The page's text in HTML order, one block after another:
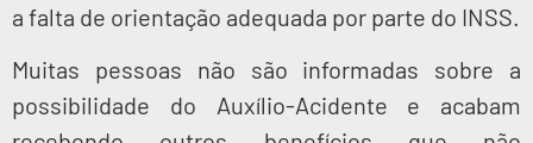
a falta de orientação adequada por parte do INSS.
Muitas pessoas não são informadas sobre a
possibilidade do Auxílio-Acidente e acabam